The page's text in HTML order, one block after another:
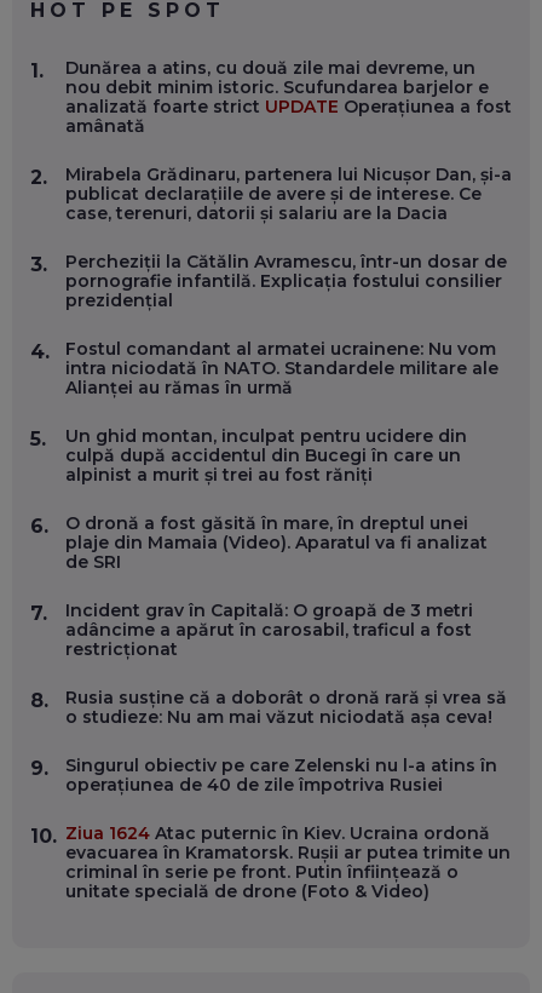
FOLOSEȘTI TEHNOLOGIA CA SĂ FII MAI BUN LA JOB. ȘI CUM
SE VA SCHIMBA MUNCA, ÎN URMĂTORII ANI
EP. 58
MARIUS PAȘCULEA, COFONDATOR AL KULTH: CUM
FOLOSEȘTI TEHNOLOGIA CA SĂ ÎȚI DESCHIZI DRUMUL
CĂTRE ARTĂ, LA NIVEL GLOBAL
ANDREI AVĂDANEI, BIT SENTINEL: CUM ÎȚI PROTEJEZI
CARIERĂ DE „HACKER CU PERMIS”
EP. 56
DOINA VÎLCEANU, CONTENTSPEED: VREI SUCCES ONLINE?
ÎNVAȚĂ AEO ȘI GEO!
EP. 55
OLIVIU MATEI, HOLISUN: SOFTWARE DE LA CLUJ PENTRU
EP. 54
PROCESE, DAR CE FACEM CÂND PICĂ BAZA DE DATE, LA
INSTITUȚIILE STATULUI?
EP. 53
VOICU OPREAN (AROBS): CUM CONSTRUIEȘTI O COMPANIE
TA LOCALĂ - ȘI CE SĂ DAI ÎNAPOI
EP. 52
ROBERT GRAUR, FOMO: SPEAKERUL PE SCENĂ, INVITATUL
HOT PE SPOT
1.
Dunărea a atins, cu două zile mai devreme, un
nou debit minim istoric. Scufundarea barjelor e
analizată foarte strict UPDATE Operațiunea a fost
amânată
2.
Mirabela Grădinaru, partenera lui Nicușor Dan, și-a
publicat declarațiile de avere și de interese. Ce
case, terenuri, datorii și salariu are la Dacia
3.
Percheziții la Cătălin Avramescu, într-un dosar de
pornografie infantilă. Explicația fostului consilier
prezidențial
4.
Fostul comandant al armatei ucrainene: Nu vom
intra niciodată în NATO. Standardele militare ale
Alianței au rămas în urmă
5.
Un ghid montan, inculpat pentru ucidere din
culpă după accidentul din Bucegi în care un
alpinist a murit și trei au fost răniți
6.
O dronă a fost găsită în mare, în dreptul unei
plaje din Mamaia (Video). Aparatul va fi analizat
de SRI
7.
Incident grav în Capitală: O groapă de 3 metri
adâncime a apărut în carosabil, traficul a fost
restricționat
8.
Rusia susține că a doborât o dronă rară și vrea să
o studieze: Nu am mai văzut niciodată așa ceva!
9.
Singurul obiectiv pe care Zelenski nu l-a atins în
operațiunea de 40 de zile împotriva Rusiei
10. Ziua 1624 Atac puternic în Kiev. Ucraina ordonă
evacuarea în Kramatorsk. Rușii ar putea trimite un
criminal în serie pe front. Putin înființează o
unitate specială de drone (Foto & Video)